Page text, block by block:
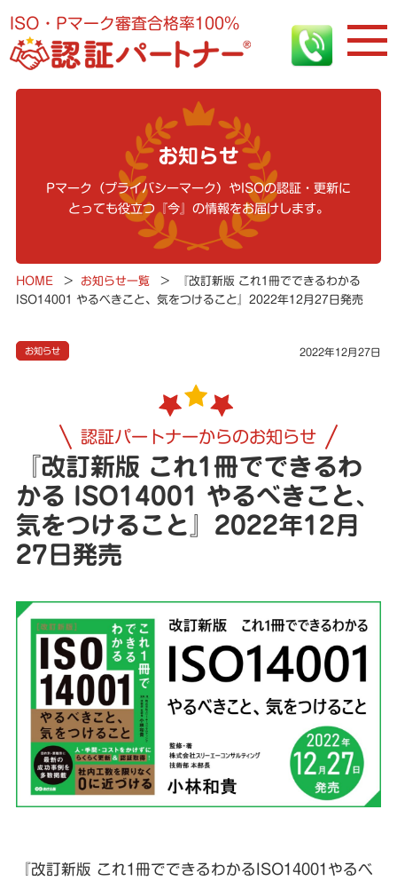
ISO・Pマーク審査合格率100%
お知らせ
Pマーク（プライバシーマーク）やISOの認証・更新に
とっても役立つ『今』の情報をお届けします。
HOME > お知らせ一覧 >
『改訂新版 これ1冊でできるわかる
ISO14001 やるべきこと、気をつけること』2022年12月27日発売
お知らせ 2022年12月27日
認証パートナーからのお知らせ
『改訂新版 これ1冊でできるわ
かる ISO14001 やるべきこと、
気をつけること』2022年12月
27日発売
『改訂新版 これ1冊でできるわかるISO14001やるべ